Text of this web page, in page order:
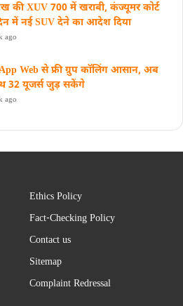
की XUV 700 में खराबी, कंज्यूमर कोर्ट
में नई SUV देने का आदेश दिया
ago
Web से फ्री ग्रुप कॉलिंग आसान, अब
32 यूजर्स जुड़ सकेंगे
ago
Ethics Policy
Fact-Checking Policy
Contact us
Sitemap
Complaint Redressal